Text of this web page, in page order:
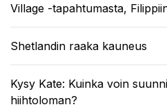
Village -tapahtumasta,
Shetlandin raaka kauneus
Kysy Kate: Kuinka voin
hiihtoloman?